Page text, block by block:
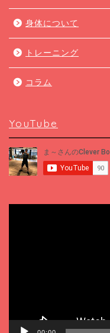
身体について
トレーニング
コラム
YouTube